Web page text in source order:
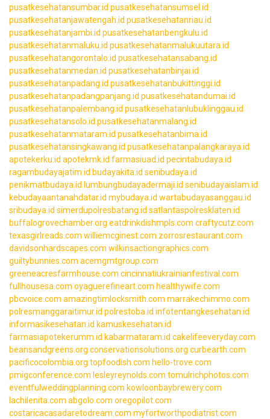
pusatkesehatansumbar.id pusatkesehatansumsel.id
pusatkesehatanjawatengah.id pusatkesehatanriau.id
pusatkesehatanjambi.id pusatkesehatanbengkulu.id
pusatkesehatanmaluku.id pusatkesehatanmalukuutara.id
pusatkesehatangorontalo.id pusatkesehatansabang.id
pusatkesehatanmedan.id pusatkesehatanbinjai.id
pusatkesehatanpadang.id pusatkesehatanbukittinggi.id
pusatkesehatanpadangpanjang.id pusatkesehatandumai.id
pusatkesehatanpalembang.id pusatkesehatanlubuklinggau.id
pusatkesehatansolo.id pusatkesehatanmalang.id
pusatkesehatanmataram.id pusatkesehatanbima.id
pusatkesehatansingkawang.id pusatkesehatanpalangkaraya.id
apotekerku.id apotekmk.id farmasiuad.id pecintabudaya.id
ragambudayajatim.id budayakita.id senibudaya.id
penikmatbudaya.id lumbungbudayadermaji.id senibudayaislam.id
kebudayaantanahdatar.id mybudaya.id wartabudayasanggau.id
sribudaya.id simerdupolresbatang.id satlantaspolresklaten.id
buffalogrovechamber.org eatdrinkdishmpls.com craftycutz.com
texasgirlreads.com williemcginest.com zorrosrestaurant.com
davidsonhardscapes.com wilkinsactiongraphics.com
guiltybunnies.com acemgmtgroup.com
greeneacresfarmhouse.com cincinnatiukrainianfestival.com
fullhousesa.com oyaguerefineart.com healthywife.com
pbcvoice.com amazingtimlocksmith.com marrakechimmo.com
polresmanggaraitimur.id polrestoba.id infotentangkesehatan.id
informasikesehatan.id kamuskesehatan.id
farmasiapotekerumm.id kabarmataram.id cakelifeeveryday.com
beansandgreens.org conservationsolutions.org curbearth.com
pacificocolombia.org topfoodish.com hello-trove.com
pmigconference.com lesleyreynolds.com tomulrichphotos.com
eventfulweddingplanning.com kowloonbaybrewery.com
lachilenita.com abgolo.com oregopilot.com
costaricacasadaretodream.com myfortworthpodiatrist.com